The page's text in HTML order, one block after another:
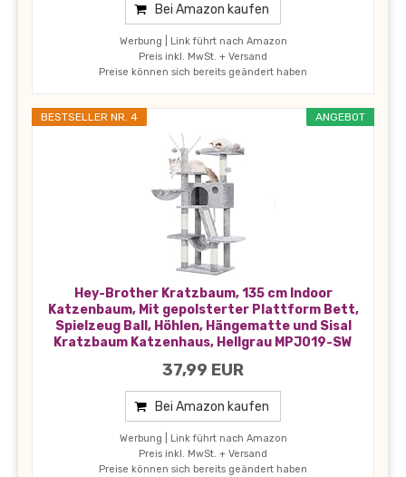
Bei Amazon kaufen
Werbung | Link führt nach Amazon
Preis inkl. MwSt. + Versand
Preise können sich bereits geändert haben
ANGEBOT
BESTSELLER NR. 4
Hey-Brother Kratzbaum, 135 cm Indoor
Katzenbaum, Mit gepolsterter Plattform Bett,
Spielzeug Ball, Höhlen, Hängematte und Sisal
Kratzbaum Katzenhaus, Hellgrau MPJ019-SW
37,99 EUR
Bei Amazon kaufen
Werbung | Link führt nach Amazon
Preis inkl. MwSt. + Versand
Preise können sich bereits geändert haben